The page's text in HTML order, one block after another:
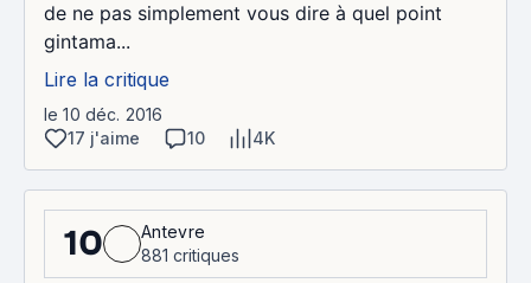
de ne pas simplement vous dire à quel point
gintama...
Lire la critique
le 10 déc. 2016
17 j'aime
10 4K
10
Antevre
881 critiques